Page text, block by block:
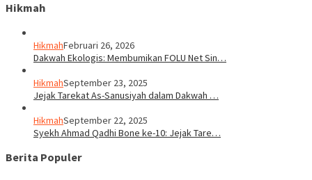
Hikmah
HikmahFebruari 26, 2026
Dakwah Ekologis: Membumikan FOLU Net Sin…
HikmahSeptember 23, 2025
Jejak Tarekat As-Sanusiyah dalam Dakwah …
HikmahSeptember 22, 2025
Syekh Ahmad Qadhi Bone ke-10: Jejak Tare…
Berita Populer